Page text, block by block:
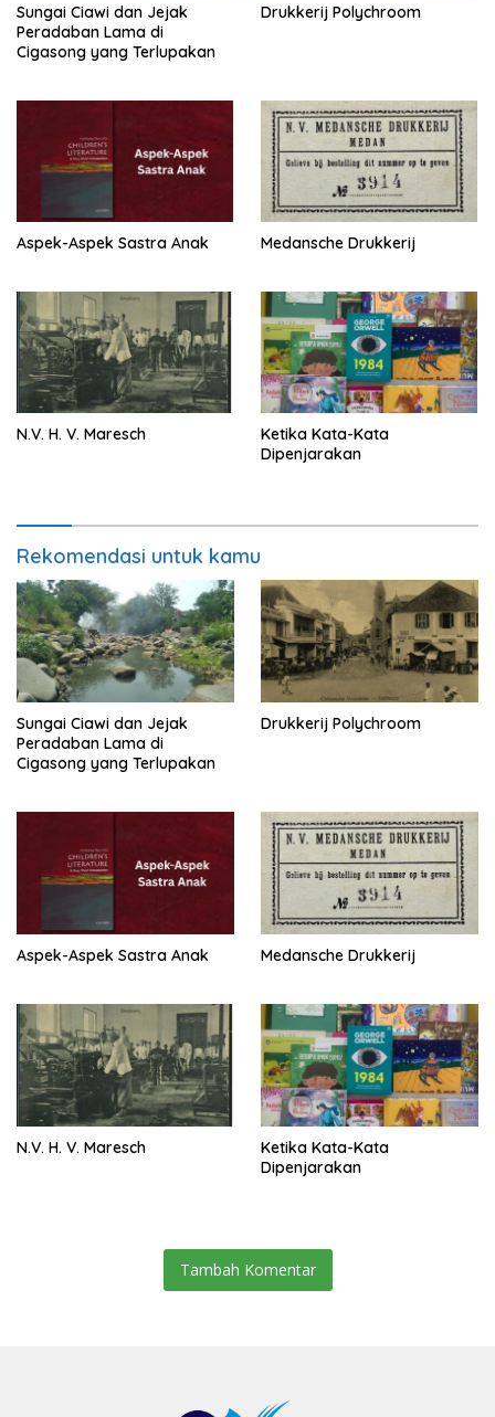
Sungai Ciawi dan Jejak
Peradaban Lama di
Cigasong yang Terlupakan
Drukkerij Polychroom
Aspek-Aspek Sastra Anak Medansche Drukkerij
N.V. H. V. Maresch
Ketika Kata-Kata
Dipenjarakan
Rekomendasi untuk kamu
Sungai Ciawi dan Jejak
Peradaban Lama di
Cigasong yang Terlupakan
Drukkerij Polychroom
Aspek-Aspek Sastra Anak Medansche Drukkerij
N.V. H. V. Maresch
Ketika Kata-Kata
Dipenjarakan
Tambah Komentar